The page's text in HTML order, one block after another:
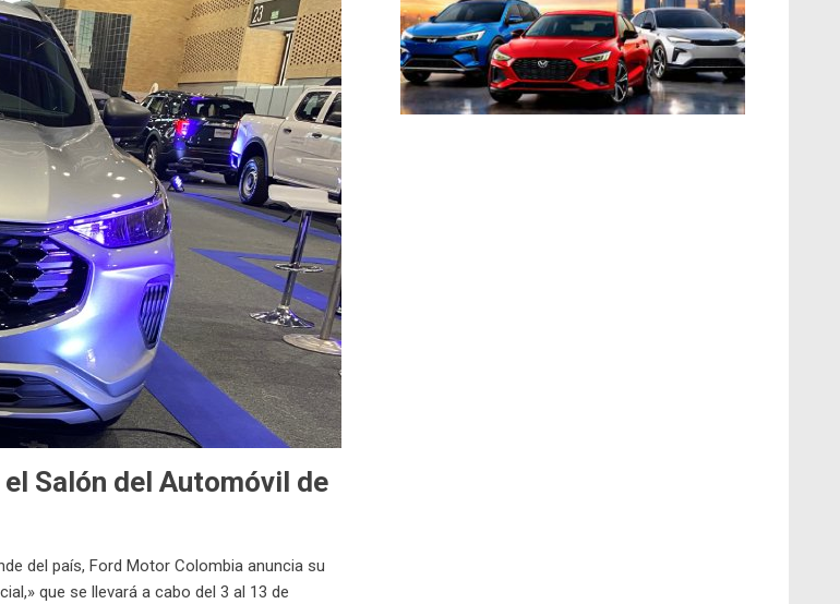
Salón del Automóvil de
del país, Ford Motor Colombia anuncia su
que se llevará a cabo del 3 al 13 de